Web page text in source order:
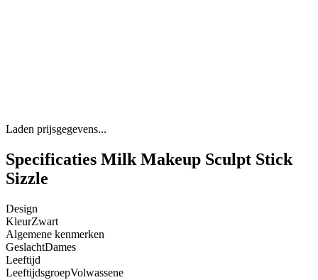
Laden prijsgegevens...
Specificaties Milk Makeup Sculpt Stick
Sizzle
Design
KleurZwart
Algemene kenmerken
GeslachtDames
Leeftijd
LeeftijdsgroepVolwassene